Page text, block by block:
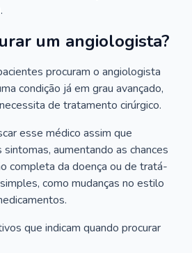
um angiologista?
procuram o angiologista
condição já em grau avançado,
de tratamento cirúrgico.
esse médico assim que
aumentando as chances
completa da doença ou de tratá-
como mudanças no estilo
que indicam quando procurar